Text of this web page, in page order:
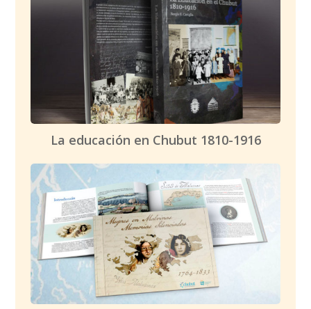
La educación en Chubut 1810-1916